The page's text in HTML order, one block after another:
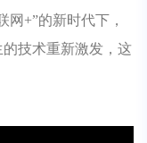
+”的新时代下，
技术重新激发，这